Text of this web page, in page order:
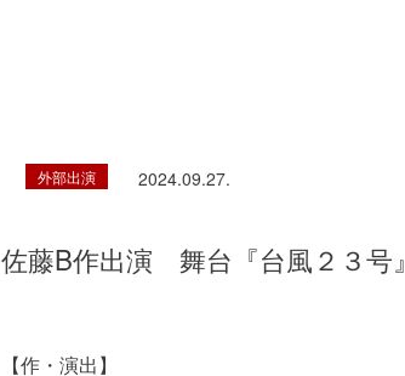
外部出演 2024.09.27.
佐藤B作出演 舞台『台風２３号』
【作・演出】